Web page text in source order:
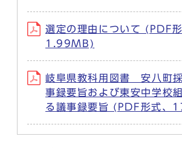
選定の理由について (PDF形
1.99MB)
岐阜県教科用図書 安八町
事録要旨および東安中学校
る議事録要旨 (PDF形式、